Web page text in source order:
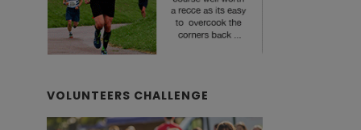
VOLUNTEERS CHALLENGE